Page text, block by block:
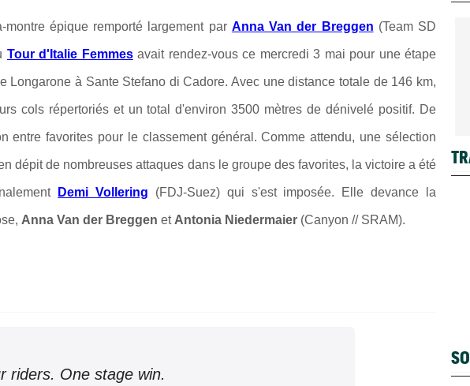
épique remporté largement par Anna Van der Breggen (Team SD
Tour d'Italie Femmesavait rendez-vous ce mercredi 3 mai pour une étape
Longarone à Sante Stefano di Cadore. Avec une distance totale de 146 km,
cols répertoriés et un total d'environ 3500 mètres de dénivelé positif. De
entre favorites pour le classement général. Comme attendu, une sélection
dépit de nombreuses attaques dans le groupe des favorites, la victoire a été
Demi Vollering (FDJ-Suez) qui s'est imposée. Elle devance la
Anna Van der Breggen et Antonia Niedermaier (Canyon // SRAM).
riders. One stage win.